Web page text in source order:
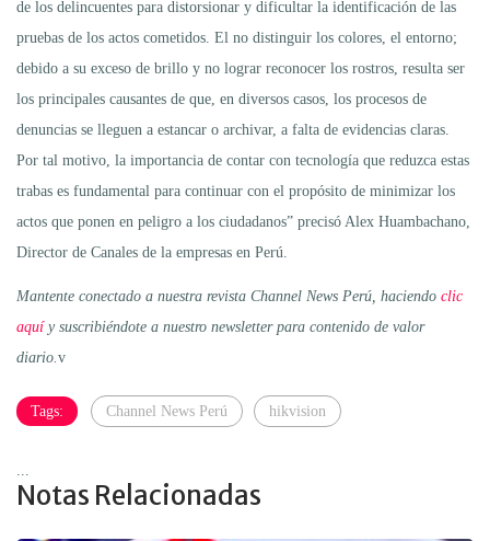
de los delincuentes para distorsionar y dificultar la identificación de las
pruebas de los actos cometidos. El no distinguir los colores, el entorno;
debido a su exceso de brillo y no lograr reconocer los rostros, resulta ser
los principales causantes de que, en diversos casos, los procesos de
denuncias se lleguen a estancar o archivar, a falta de evidencias claras.
Por tal motivo, la importancia de contar con tecnología que reduzca estas
trabas es fundamental para continuar con el propósito de minimizar los
actos que ponen en peligro a los ciudadanos” precisó Alex Huambachano,
Director de Canales de la empresas en Perú.
Mantente conectado a nuestra revista Channel News Perú, haciendo clic
aquíy suscribiéndote a nuestro newsletter para contenido de valor
diario. v
Tags: Channel News Perú hikvision
Notas Relacionadas